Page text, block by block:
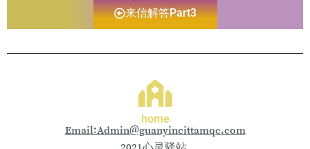
来信解答Part3
home
Email:Admin@guanyincittamqc.com
2021心灵驿站